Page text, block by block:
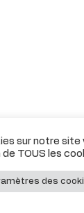
sur notre
TOUS les
des